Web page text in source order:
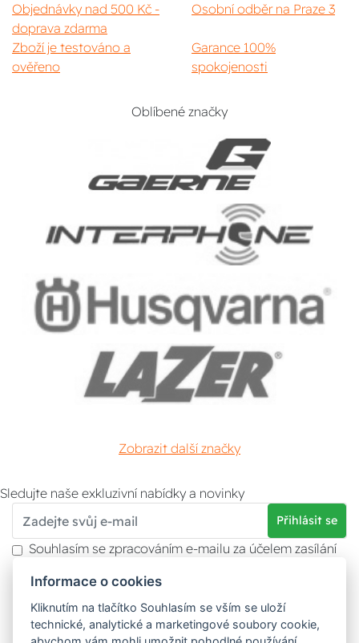
Objednávky nad 500 Kč -
doprava zdarma
Osobní odběr na Praze 3
Zboží je testováno a
ověřeno
Garance 100%
spokojenosti
Oblíbené značky
Zobrazit další značky
Sledujte naše exkluzivní nabídky a novinky
Přihlásit se
Souhlasím se zpracováním e-mailu za účelem zasílání
Více informací naleznete v
údajů . Souhlas můžete kdykoliv odvolat.
Informace o cookies
Kliknutím na tlačítko Souhlasím se vším se uloží
technické, analytické a marketingové soubory cookie,